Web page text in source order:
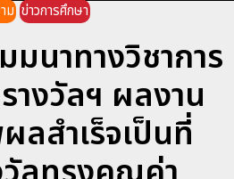
ม ข่าวการศึกษา
มนาทางวิชาการ
างวัลฯ ผลงาน
ลสำเร็จเป็นที่